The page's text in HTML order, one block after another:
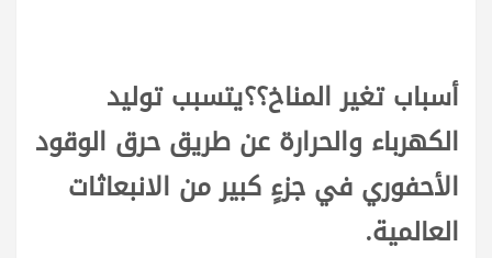
أسباب تغير المناخ؟؟يتسبب توليد
الكهرباء والحرارة عن طريق حرق الوقود
الأحفوري في جزءٍ كبير من الانبعاثات
العالمية.